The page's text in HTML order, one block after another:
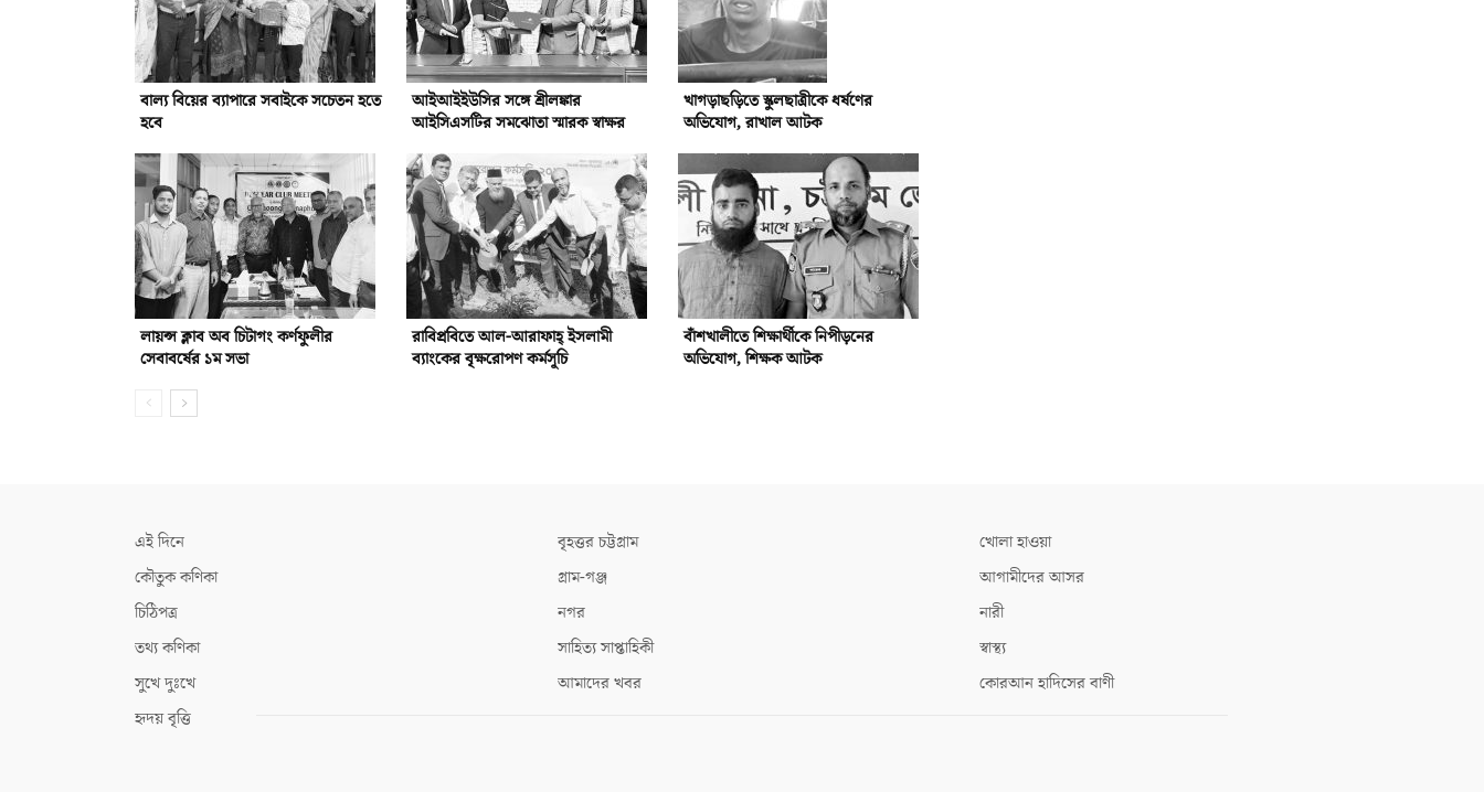
বাল্য বিয়ের ব্যাপারে সবাইকে সচেতন হতে
হবে
আইআইইউসির সঙ্গে শ্রীলঙ্কার
আইসিএসটির সমঝোতা স্মারক স্বাক্ষর
খাগড়াছড়িতে স্কুলছাত্রীকে ধর্ষণের
অভিযোগ, রাখাল আটক
লায়ন্স ক্লাব অব চিটাগং কর্ণফুলীর
সেবাবর্ষের ১ম সভা
রাবিপ্রবিতে আল-আরাফাহ্‌ ইসলামী
ব্যাংকের বৃক্ষরোপণ কর্মসূচি
বাঁশখালীতে শিক্ষার্থীকে নিপীড়নের
অভিযোগ, শিক্ষক আটক
এই দিনে
কৌতুক কণিকা
চিঠিপত্র
তথ্য কণিকা
সুখে দুঃখে
হৃদয় বৃত্তি
বৃহত্তর চট্টগ্রাম
গ্রাম-গঞ্জ
নগর
সাহিত্য সাপ্তাহিকী
আমাদের খবর
খোলা হাওয়া
আগামীদের আসর
নারী
স্বাস্থ্য
কোরআন হাদিসের বাণী